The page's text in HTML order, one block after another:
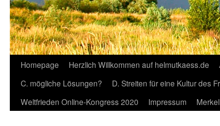
Homepage Herzlich Willkommen auf helmutkaess.de
C. mögliche Lösungen?
D. Streiten für eine Kultur des
Weltfrieden Online-Kongress 2020
Impressum